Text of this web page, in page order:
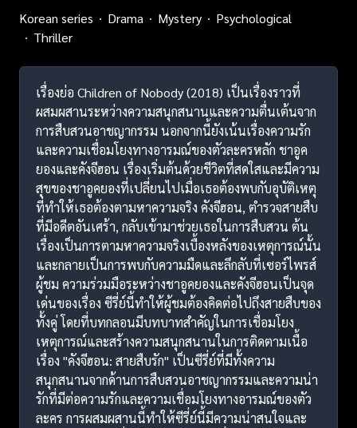
Korean series
Drama Mystery
Psychological
Thriller
เรื่องย่อ Children of Nobody (2018) เป็นเรื่องราวที่
ผสมผสานระหว่างความสนุกสนานและความตื่นเต้นจาก
การสืบสวนอาชญากรรม นอกจากนี้ยังเน้นเรื่องความรัก
และความเชื่อมโยงทางอารมณ์ของตัวละครหลัก ชาอูค
ยองและคังจีฮอน เรื่องเริ่มต้นด้วยชีวิตที่สดใสและมีความ
สุขของชาอูคยองที่เปลี่ยนไปเมื่อเธอต้องพบกับอุบัติเหตุ
ที่ทำให้เธอต้องตามหาความจริง คังจีฮอน, ตำรวจสายสืบ
ที่มีอดีตอันเศร้า, กลับเข้ามาช่วยเธอในการสืบสวน ต้น
เรื่องเป็นการตามหาความจริงเบื้องหลังของเหตุการณ์นั้น
และกลายเป็นการพบกับความมืดและลึกลับที่เซอร์ไพรส์
ผู้ชม ความร่วมมือระหว่างชาอูคยองและคังจีฮอนเป็นจุด
เด่นของเรื่อง ซีรี่ย์นี้ทำให้ผู้ชมต้องคิดต่อไปถึงสายสืบของ
ทั้งคู่ โดยที่บทกลอนมีบทบาทสำคัญในการเชื่อมโยง
เหตุการณ์และสร้างความสนุกสนานในการติดตามเนื้อ
เรื่อง "คังจีฮอน: สายสืบรัก" เป็นซีรี่ย์ที่มีทั้งความ
สนุกสนานจากด้านการสืบสวนอาชญากรรมและความน่า
รักที่มีต่อความรักและความเชื่อมโยงทางอารมณ์ของตัว
ละคร การผสมผสานนี้ทำให้ซีรี่ย์นี้มีความน่าสนใจและ